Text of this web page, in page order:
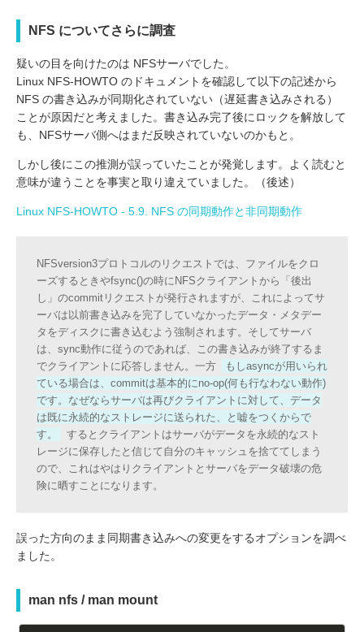
NFS についてさらに調査
疑いの目を向けたのは NFSサーバでした。
Linux NFS-HOWTO のドキュメントを確認して以下の記述から
NFS の書き込みが同期化されていない（遅延書き込みされる）
ことが原因だと考えました。書き込み完了後にロックを解放して
も、NFSサーバ側へはまだ反映されていないのかもと。
しかし後にこの推測が誤っていたことが発覚します。よく読むと
意味が違うことを事実と取り違えていました。（後述）
Linux NFS-HOWTO - 5.9. NFS の同期動作と非同期動作
NFSversion3プロトコルのリクエストでは、ファイルをクロ
ーズするときやfsync()の時にNFSクライアントから「後出
し」のcommitリクエストが発行されますが、これによってサ
ーバは以前書き込みを完了していなかったデータ・メタデー
タをディスクに書き込むよう強制されます。そしてサーバ
は、sync動作に従うのであれば、この書き込みが終了するま
でクライアントに応答しません。一方
もしasyncが用いられ
ている場合は、commitは基本的にno-op(何も行なわない動作)
です。なぜならサーバは再びクライアントに対して、データ
は既に永続的なストレージに送られた、と嘘をつくからで
す。
するとクライアントはサーバがデータを永続的なスト
レージに保存したと信じて自分のキャッシュを捨ててしまう
ので、これはやはりクライアントとサーバをデータ破壊の危
険に晒すことになります。
誤った方向のまま同期書き込みへの変更をするオプションを調べ
ました。
man nfs / man mount